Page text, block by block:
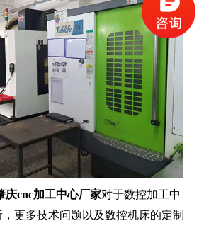
庆cnc加工中心厂家对于数控加工中
，更多技术问题以及数控机床的定制